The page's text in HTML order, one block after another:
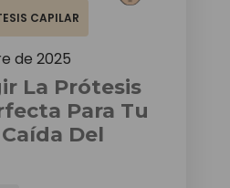
CAPILAR
de 2025
La Prótesis
Para Tu
Del